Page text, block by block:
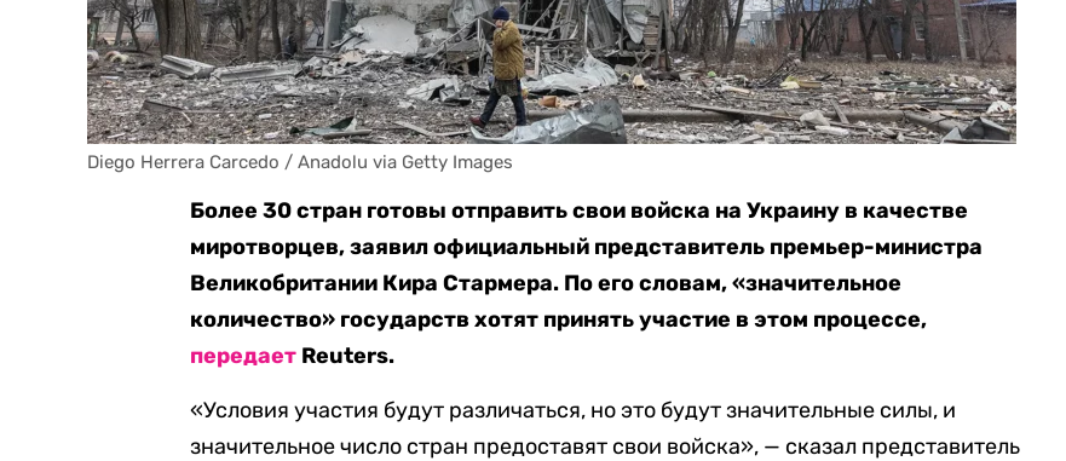
Diego Herrera Carcedo / Anadolu via Getty Images
Более 30 стран готовы отправить свои войска на Украину в качестве
миротворцев, заявил официальный представитель премьер-министра
Великобритании Кира Стармера. По его словам, «значительное
количество» государств хотят принять участие в этом процессе,
передает Reuters.
«Условия участия будут различаться, но это будут значительные силы, и
значительное число стран предоставят свои войска», — сказал представитель